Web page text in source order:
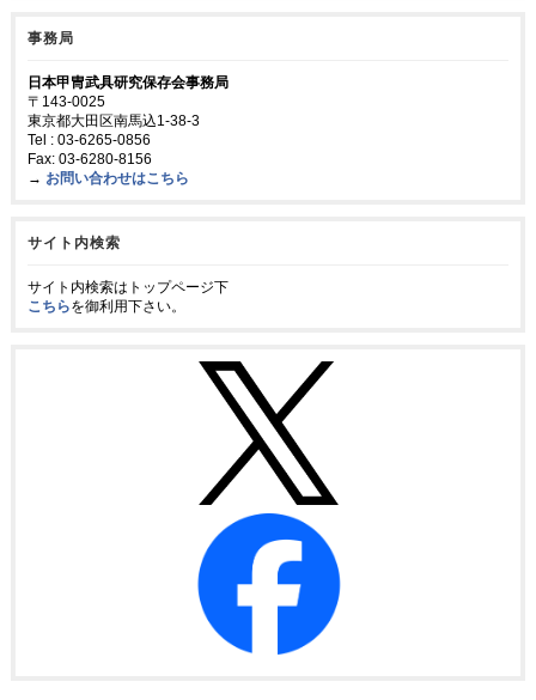
事務局
日本甲冑武具研究保存会事務局
〒143-0025
東京都大田区南馬込1-38-3
Tel : 03-6265-0856
Fax: 03-6280-8156
→ お問い合わせはこちら
サイト内検索
サイト内検索はトップページ下
こちらを御利用下さい。